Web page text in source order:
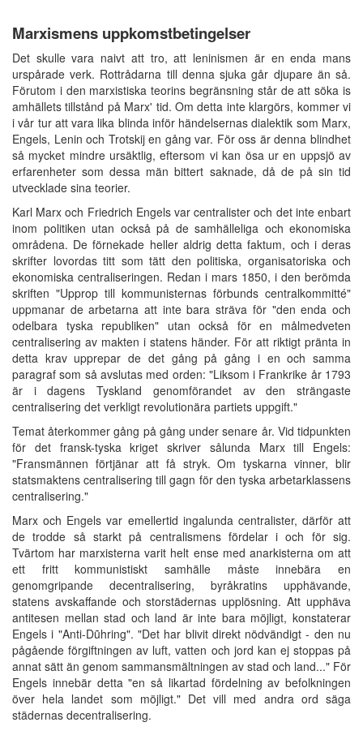
Marxismens uppkomstbetingelser
Det skulle vara naivt att tro, att leninismen är en enda mans
urspårade verk. Rottrådarna till denna sjuka går djupare än så.
Förutom i den marxistiska teorins begränsning står de att söka is
amhällets tillstånd på Marx' tid. Om detta inte klargörs, kommer vi
i vår tur att vara lika blinda inför händelsernas dialektik som Marx,
Engels, Lenin och Trotskij en gång var. För oss är denna blindhet
så mycket mindre ursäktlig, eftersom vi kan ösa ur en uppsjö av
erfarenheter som dessa män bittert saknade, då de på sin tid
utvecklade sina teorier.
Karl Marx och Friedrich Engels var centralister och det inte enbart
inom politiken utan också på de samhälleliga och ekonomiska
områdena. De förnekade heller aldrig detta faktum, och i deras
skrifter lovordas titt som tätt den politiska, organisatoriska och
ekonomiska centraliseringen. Redan i mars 1850, i den berömda
skriften "Upprop till kommunisternas förbunds centralkommitté"
uppmanar de arbetarna att inte bara sträva för "den enda och
odelbara tyska republiken" utan också för en målmedveten
centralisering av makten i statens händer. För att riktigt pränta in
detta krav upprepar de det gång på gång i en och samma
paragraf som så avslutas med orden: "Liksom i Frankrike år 1793
är i dagens Tyskland genomförandet av den strängaste
centralisering det verkligt revolutionära partiets uppgift."
Temat återkommer gång på gång under senare år. Vid tidpunkten
för det fransk-tyska kriget skriver sålunda Marx till Engels:
"Fransmännen förtjänar att få stryk. Om tyskarna vinner, blir
statsmaktens centralisering till gagn för den tyska arbetarklassens
centralisering."
Marx och Engels var emellertid ingalunda centralister, därför att
de trodde så starkt på centralismens fördelar i och för sig.
Tvärtom har marxisterna varit helt ense med anarkisterna om att
ett fritt kommunistiskt samhälle måste innebära en
genomgripande decentralisering, byråkratins upphävande,
statens avskaffande och storstädernas upplösning. Att upphäva
antitesen mellan stad och land är inte bara möjligt, konstaterar
Engels i "Anti-Dũhring". "Det har blivit direkt nödvändigt - den nu
pågående förgiftningen av luft, vatten och jord kan ej stoppas på
annat sätt än genom sammansmältningen av stad och land..." För
Engels innebär detta "en så likartad fördelning av befolkningen
över hela landet som möjligt." Det vill med andra ord säga
städernas decentralisering.